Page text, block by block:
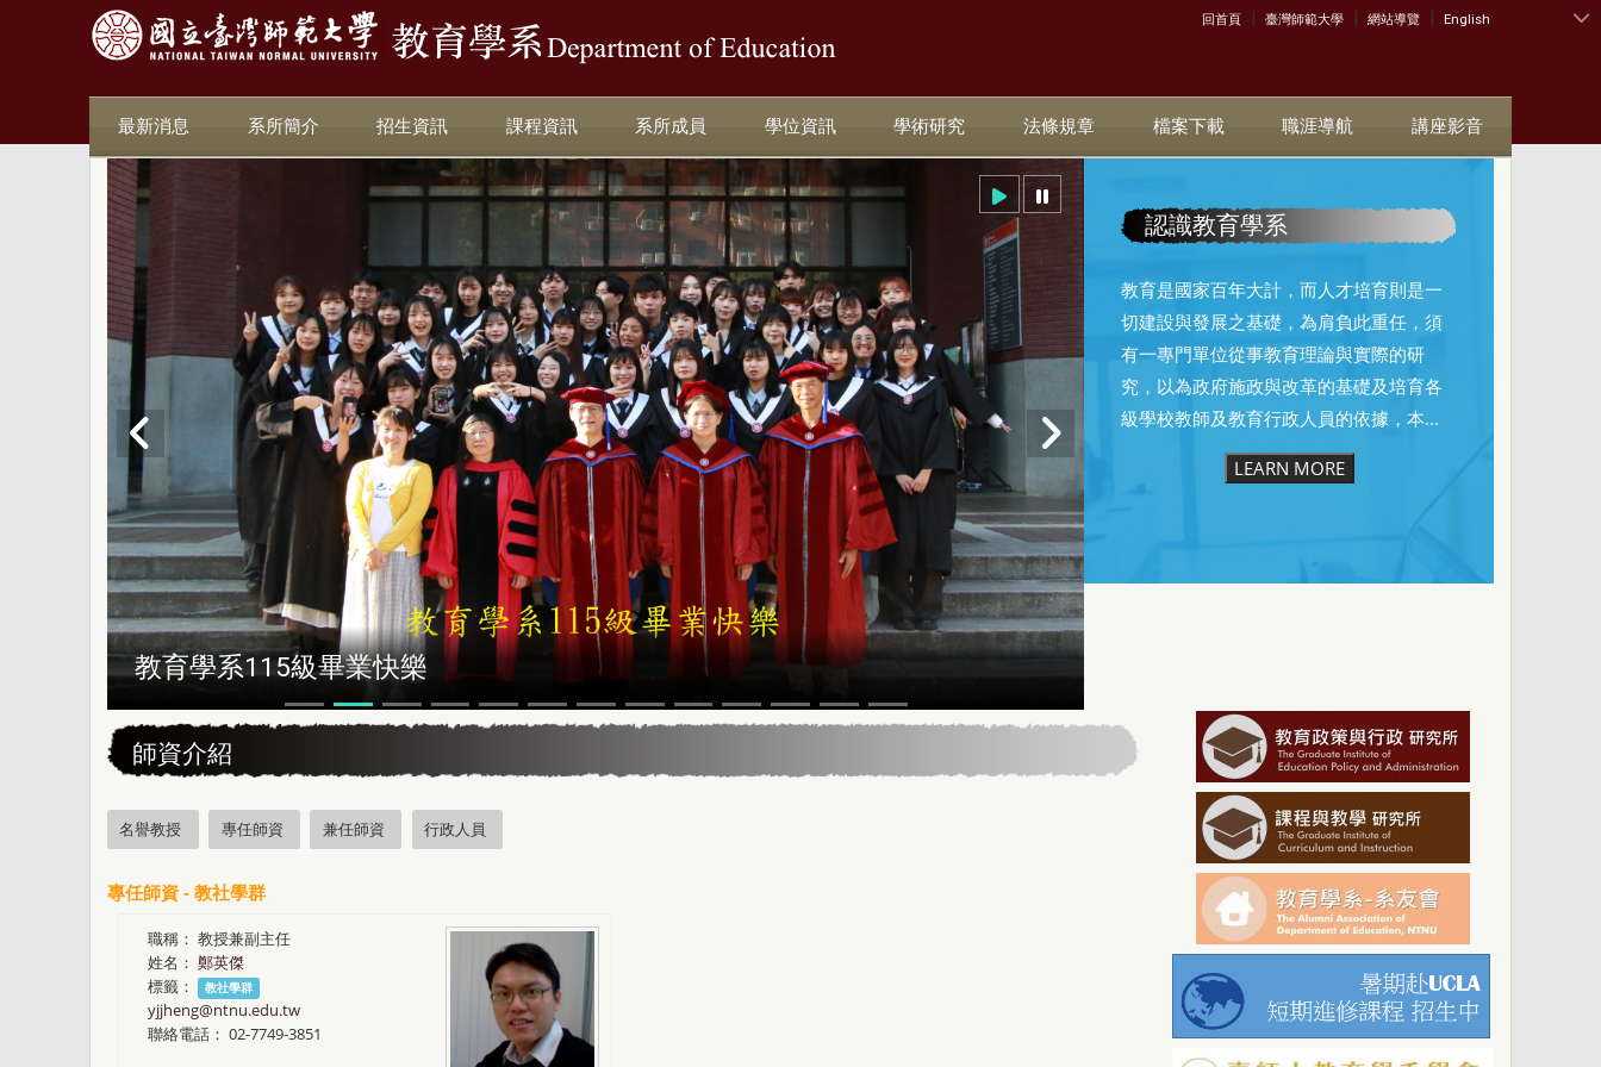
:::
回首頁 | 臺灣師範大學 | 網站導覽 | English
最新消息 系所簡介 招生資訊 課程資訊 系所成員 學位資訊 學術研究 法條規章 檔案下載 職涯導航 講座影音
恭賀本系所友黃昆輝先生榮獲2025年13屆星雲教育獎
認識教育學系
教育是國家百年大計，而人才培育則是一
切建設與發展之基礎，為肩負此重任，須
有一專門單位從事教育理論與實際的研
究，以為政府施政與改革的基礎及培育各
級學校教師及教育行政人員的依據，本...
LEARN MORE
師資介紹
名譽教授 專任師資 兼任師資 行政人員
專任師資 - 教社學群
職稱： 教授兼副主任
姓名： 鄭英傑
標籤：
教社學群
yjjheng@ntnu.edu.tw
聯絡電話： 02-7749-3851